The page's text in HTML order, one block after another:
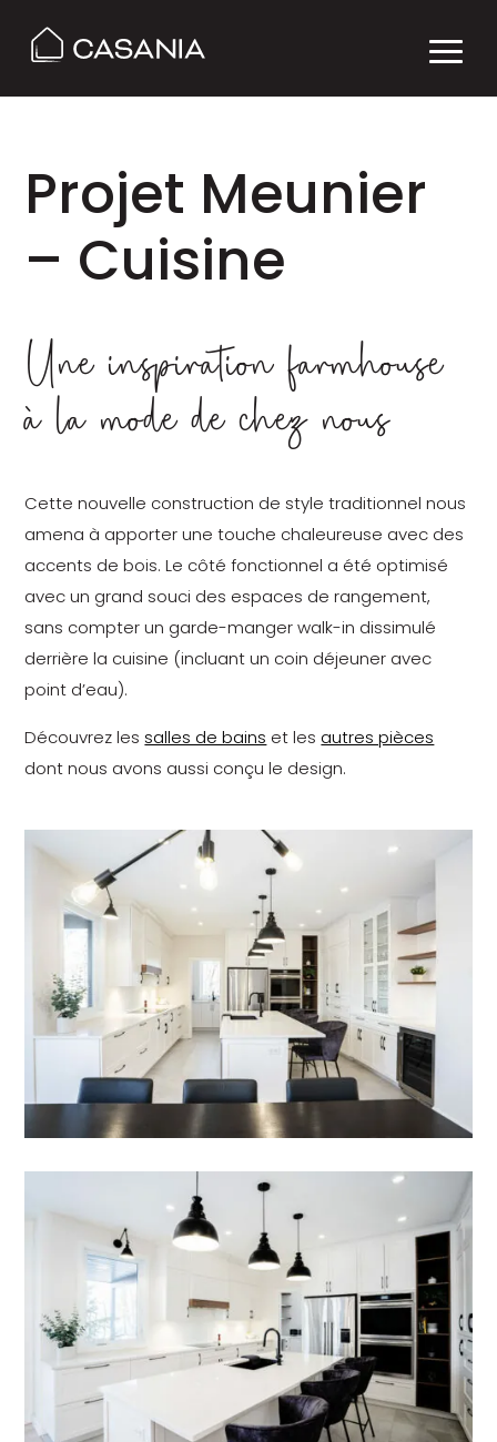
Projet Meunier
– Cuisine
Une inspiration farmhouse
à la mode de chez nous
Cette nouvelle construction de style traditionnel nous
amena à apporter une touche chaleureuse avec des
accents de bois. Le côté fonctionnel a été optimisé
avec un grand souci des espaces de rangement,
sans compter un garde-manger walk-in dissimulé
derrière la cuisine (incluant un coin déjeuner avec
point d’eau).
Découvrez les salles de bains et les autres pièces
dont nous avons aussi conçu le design.